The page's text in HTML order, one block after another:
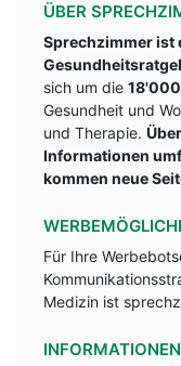
ÜBER
Sprechzimmer ist
sich um die
Gesundheit und
und Therapie.
Informationen
kommen neue
Für Ihre
Medizin ist
INFORMATIONEN